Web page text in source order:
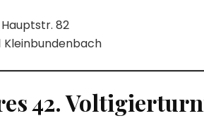
Hauptstr. 82
Kleinbundenbach
42.